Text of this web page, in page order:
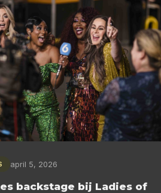
april 5, 2026
backstage bij Ladies of